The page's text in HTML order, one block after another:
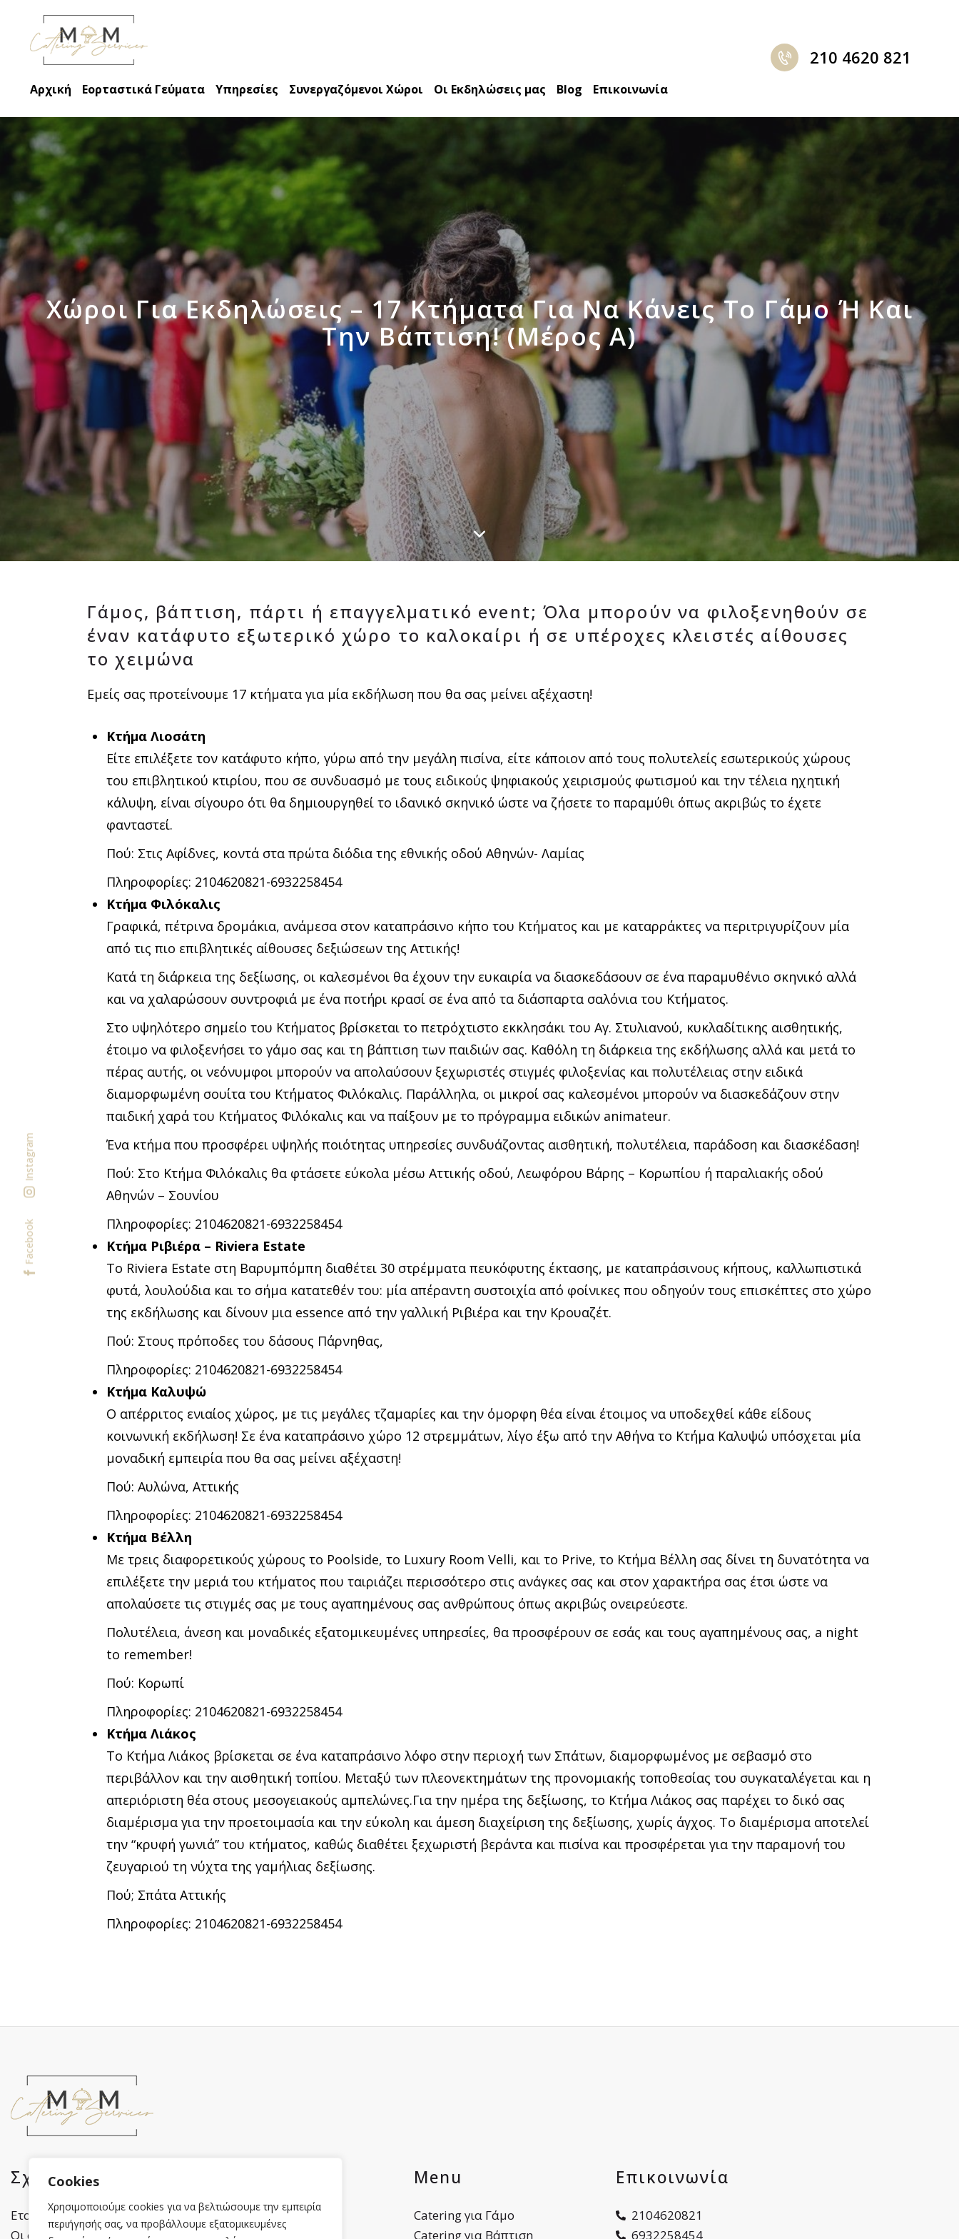
Cookies
Χρησιμοποιούμε cookies για να βελτιώσουμε την εμπειρία
περιήγησής σας, να προβάλλουμε εξατομικευμένες
Αρχική Εορταστικά Γεύματα Υπηρεσίες Συνεργαζόμενοι Χώροι Οι Εκδηλώσεις μας Blog Επικοινωνία
210 4620 821
Χώροι Για Εκδηλώσεις – 17 Κτήματα Για Να Κάνεις Το Γάμο Ή Και
Την Βάπτιση! (Μέρος Α)
Γάμος, βάπτιση, πάρτι ή επαγγελματικό event; Όλα μπορούν να φιλοξενηθούν σε
έναν κατάφυτο εξωτερικό χώρο το καλοκαίρι ή σε υπέροχες κλειστές αίθουσες
το χειμώνα
Εμείς σας προτείνουμε 17 κτήματα για μία εκδήλωση που θα σας μείνει αξέχαστη!
Κτήμα Λιοσάτη
Είτε επιλέξετε τον κατάφυτο κήπο, γύρω από την μεγάλη πισίνα, είτε κάποιον από τους πολυτελείς εσωτερικούς χώρους
του επιβλητικού κτιρίου, που σε συνδυασμό με τους ειδικούς ψηφιακούς χειρισμούς φωτισμού και την τέλεια ηχητική
κάλυψη, είναι σίγουρο ότι θα δημιουργηθεί το ιδανικό σκηνικό ώστε να ζήσετε το παραμύθι όπως ακριβώς το έχετε
φανταστεί.
Πού: Στις Αφίδνες, κοντά στα πρώτα διόδια της εθνικής οδού Αθηνών- Λαμίας
Πληροφορίες: 2104620821-6932258454
Κτήμα Φιλόκαλις
Γραφικά, πέτρινα δρομάκια, ανάμεσα στον καταπράσινο κήπο του Κτήματος και με καταρράκτες να περιτριγυρίζουν μία
από τις πιο επιβλητικές αίθουσες δεξιώσεων της Αττικής!
Κατά τη διάρκεια της δεξίωσης, οι καλεσμένοι θα έχουν την ευκαιρία να διασκεδάσουν σε ένα παραμυθένιο σκηνικό αλλά
και να χαλαρώσουν συντροφιά με ένα ποτήρι κρασί σε ένα από τα διάσπαρτα σαλόνια του Κτήματος.
Στο υψηλότερο σημείο του Κτήματος βρίσκεται το πετρόχτιστο εκκλησάκι του Αγ. Στυλιανού, κυκλαδίτικης αισθητικής,
έτοιμο να φιλοξενήσει το γάμο σας και τη βάπτιση των παιδιών σας. Καθόλη τη διάρκεια της εκδήλωσης αλλά και μετά το
πέρας αυτής, οι νεόνυμφοι μπορούν να απολαύσουν ξεχωριστές στιγμές φιλοξενίας και πολυτέλειας στην ειδικά
διαμορφωμένη σουίτα του Κτήματος Φιλόκαλις. Παράλληλα, οι μικροί σας καλεσμένοι μπορούν να διασκεδάζουν στην
παιδική χαρά του Κτήματος Φιλόκαλις και να παίξουν με το πρόγραμμα ειδικών animateur.
Ένα κτήμα που προσφέρει υψηλής ποιότητας υπηρεσίες συνδυάζοντας αισθητική, πολυτέλεια, παράδοση και διασκέδαση!
Πού: Στο Κτήμα Φιλόκαλις θα φτάσετε εύκολα μέσω Αττικής οδού, Λεωφόρου Βάρης – Κορωπίου ή παραλιακής οδού
Αθηνών – Σουνίου
Πληροφορίες: 2104620821-6932258454
Κτήμα Ριβιέρα – Riviera Estate
Το Riviera Estate στη Βαρυμπόμπη διαθέτει 30 στρέμματα πευκόφυτης έκτασης, με καταπράσινους κήπους, καλλωπιστικά
φυτά, λουλούδια και το σήμα κατατεθέν του: μία απέραντη συστοιχία από φοίνικες που οδηγούν τους επισκέπτες στο χώρο
της εκδήλωσης και δίνουν μια essence από την γαλλική Ριβιέρα και την Κρουαζέτ.
Πού: Στους πρόποδες του δάσους Πάρνηθας,
Πληροφορίες: 2104620821-6932258454
Κτήμα Καλυψώ
Ο απέρριτος ενιαίος χώρος, με τις μεγάλες τζαμαρίες και την όμορφη θέα είναι έτοιμος να υποδεχθεί κάθε είδους
κοινωνική εκδήλωση! Σε ένα καταπράσινο χώρο 12 στρεμμάτων, λίγο έξω από την Αθήνα το Κτήμα Καλυψώ υπόσχεται μία
μοναδική εμπειρία που θα σας μείνει αξέχαστη!
Πού: Αυλώνα, Αττικής
Πληροφορίες: 2104620821-6932258454
Κτήμα Βέλλη
Με τρεις διαφορετικούς χώρους το Poolside, το Luxury Room Velli, και το Prive, το Κτήμα Βέλλη σας δίνει τη δυνατότητα να
επιλέξετε την μεριά του κτήματος που ταιριάζει περισσότερο στις ανάγκες σας και στον χαρακτήρα σας έτσι ώστε να
απολαύσετε τις στιγμές σας με τους αγαπημένους σας ανθρώπους όπως ακριβώς ονειρεύεστε.
Πολυτέλεια, άνεση και μοναδικές εξατομικευμένες υπηρεσίες, θα προσφέρουν σε εσάς και τους αγαπημένους σας, a night
to remember!
Πού: Κορωπί
Πληροφορίες: 2104620821-6932258454
Κτήμα Λιάκος
Το Κτήμα Λιάκος βρίσκεται σε ένα καταπράσινο λόφο στην περιοχή των Σπάτων, διαμορφωμένος με σεβασμό στο
περιβάλλον και την αισθητική τοπίου. Μεταξύ των πλεονεκτημάτων της προνομιακής τοποθεσίας του συγκαταλέγεται και η
απεριόριστη θέα στους μεσογειακούς αμπελώνες.Για την ημέρα της δεξίωσης, το Κτήμα Λιάκος σας παρέχει το δικό σας
διαμέρισμα για την προετοιμασία και την εύκολη και άμεση διαχείριση της δεξίωσης, χωρίς άγχος. Το διαμέρισμα αποτελεί
την “κρυφή γωνιά” του κτήματος, καθώς διαθέτει ξεχωριστή βεράντα και πισίνα και προσφέρεται για την παραμονή του
ζευγαριού τη νύχτα της γαμήλιας δεξίωσης.
Πού; Σπάτα Αττικής
Πληροφορίες: 2104620821-6932258454
Σχετικά με εμάς
Εταιρικό προφίλ
Οι συνεργάτες μας
Πολιτική Απορρήτου
Cookies
Menu
Catering για Γάμο
Catering για Βάπτιση
Επικοινωνία
2104620821
6932258454
Facebook
Instagram